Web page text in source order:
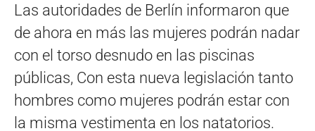
Las autoridades de Berlín informaron que
de ahora en más las mujeres podrán nadar
con el torso desnudo en las piscinas
públicas, Con esta nueva legislación tanto
hombres como mujeres podrán estar con
la misma vestimenta en los natatorios.